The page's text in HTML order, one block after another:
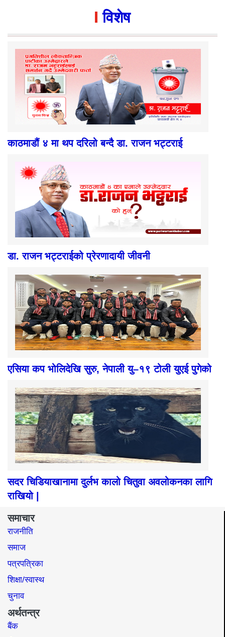
विशेष
काठमाडौं ४ मा थप दरिलो बन्दै डा. राजन भट्टराई
डा. राजन भट्टराईको प्रेरणादायी जीवनी
एसिया कप भोलिदेखि सुरु, नेपाली यु–१९ टोली युएई पुगेको
सदर चिडियाखानामा दुर्लभ कालो चितुवा अवलोकनका लागि
राखियो |
समाचार
राजनीति
समाज​
पत्रपत्रिका
शिक्षा/स्वास्थ
चुनाव
अर्थतन्त्र
बैंक